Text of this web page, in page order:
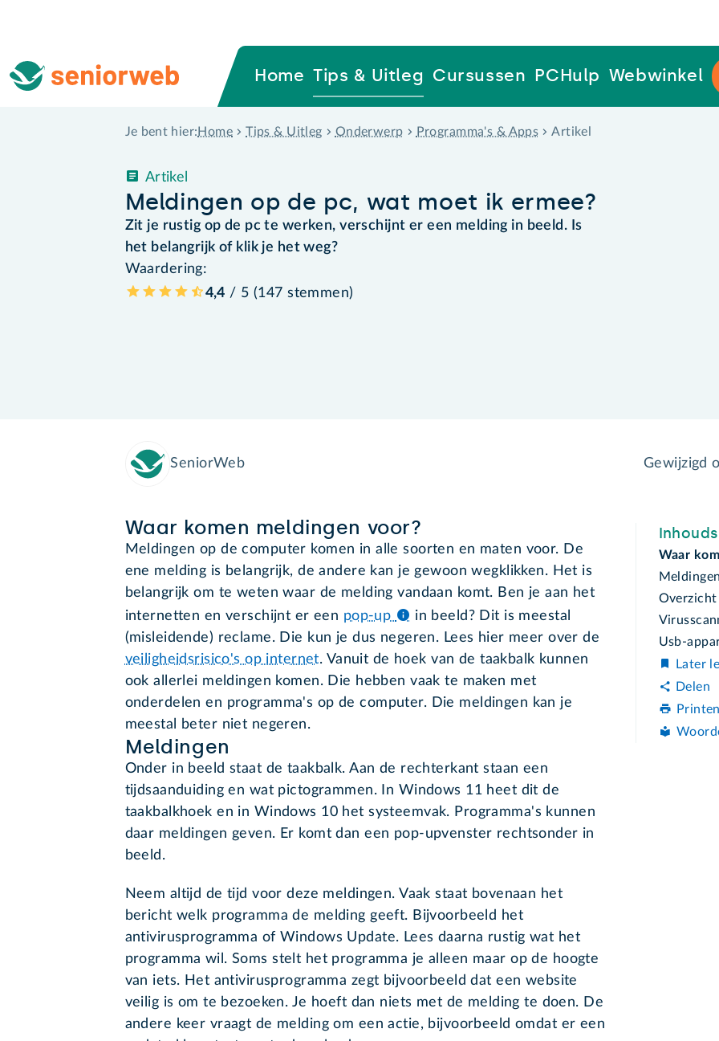
Home Tips & Uitleg Cursussen PCHulp Webwinkel
Je bent hier: Home Tips & Uitleg Onderwerp Programma's & Apps Artikel
Meldingen op de pc, wat moet ik ermee?
Artikel
Zit je rustig op de pc te werken, verschijnt er een melding in beeld. Is
het belangrijk of klik je het weg?
Waardering:
4,4 / 5 (147 stemmen)
SeniorWeb Gewijzigd
Waar komen meldingen voor?
Meldingen op de computer komen in alle soorten en maten voor. De
ene melding is belangrijk, de andere kan je gewoon wegklikken. Het is
belangrijk om te weten waar de melding vandaan komt. Ben je aan het
internetten en verschijnt er een pop-up
in beeld? Dit is meestal
(misleidende) reclame. Die kun je dus negeren. Lees hier meer over de
veiligheidsrisico's op internet. Vanuit de hoek van de taakbalk kunnen
ook allerlei meldingen komen. Die hebben vaak te maken met
onderdelen en programma's op de computer. Die meldingen kan je
meestal beter niet negeren.
Meldingen
Onder in beeld staat de taakbalk. Aan de rechterkant staan een
tijdsaanduiding en wat pictogrammen. In Windows 11 heet dit de
taakbalkhoek en in Windows 10 het systeemvak. Programma's kunnen
daar meldingen geven. Er komt dan een pop-upvenster rechtsonder in
beeld.
Neem altijd de tijd voor deze meldingen. Vaak staat bovenaan het
bericht welk programma de melding geeft. Bijvoorbeeld het
antivirusprogramma of Windows Update. Lees daarna rustig wat het
programma wil. Soms stelt het programma je alleen maar op de hoogte
van iets. Het antivirusprogramma zegt bijvoorbeeld dat een website
veilig is om te bezoeken. Je hoeft dan niets met de melding te doen. De
andere keer vraagt de melding om een actie, bijvoorbeeld omdat er een
Waar
Overzicht
Usb-
Later
Delen